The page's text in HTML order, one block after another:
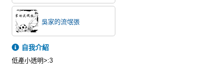
吳家的流氓張
自我介紹
低產小透明>:3